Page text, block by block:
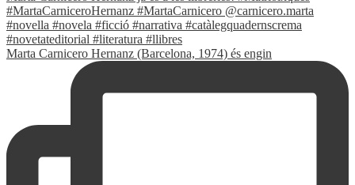
Marta Carnicero Hernanz (Barcelona, 1974) és engin